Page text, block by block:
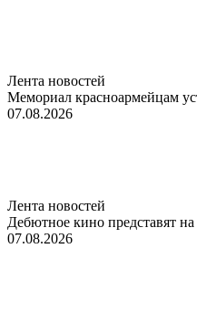
Лента новостей
Мемориал красноармейцам
07.08.2026
Лента новостей
Дебютное кино представят на
07.08.2026